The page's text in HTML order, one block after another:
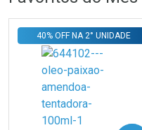
Por Menos
40% OFF NA 2° UNIDADE